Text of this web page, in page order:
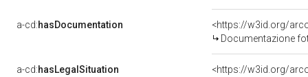
a-cd:hasDocumentation
Documentazione
a-cd:hasLegalSituation